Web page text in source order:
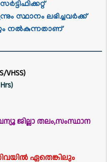
സ്ഥാനം ലഭിച്ചവർക്ക്
നൽകുന്നതാണ്
VHSS)
ജില്ലാ തലം,സംസ്ഥാന
ഏതെങ്കിലും